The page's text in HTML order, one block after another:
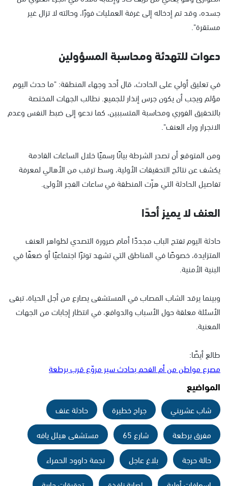
جسده، وقد تم إدخاله إلى غرفة العمليات فورًا، وحالته لا تزال غير
مستقرة".
دعوات للتهدئة ومحاسبة المسؤولين
في تعليق أولي على الحادث، قال أحد وجهاء المنطقة: "ما حدث اليوم
مؤلم ويجب أن يكون جرس إنذار للجميع. نطالب الجهات المختصة
بالتحقيق الفوري ومحاسبة المتسببين، كما ندعو إلى ضبط النفس وعدم
الانجرار وراء العنف".
ومن المتوقع أن تصدر الشرطة بيانًا رسميًا خلال الساعات القادمة
يكشف عن نتائج التحقيقات الأولية، وسط ترقب من الأهالي لمعرفة
تفاصيل الحادثة التي هزّت المنطقة في ساعات الفجر الأولى.
العنف لا يميز أحدًا
حادثة اليوم تفتح الباب مجددًا أمام ضرورة التصدي لظواهر العنف
المتزايدة، خصوصًا في المناطق التي تشهد توترًا اجتماعيًا أو ضعفًا في
البنية الأمنية.
وبينما يرقد الشاب المصاب في المستشفى يصارع من أجل الحياة، تبقى
الأسئلة معلقة حول الأسباب والدوافع، في انتظار إجابات من الجهات
المعنية.
طالع أيضًا:
مصرع مواطن من أم الفحم بحادث سير مروّع قرب برطعة
المواضيع
شاب عشريني جراح خطيرة
حادثة عنف
مفرق برطعة
شارع 65
مستشفى هيلل يافه
حالة حرجة
بلاغ عاجل
نجمة داوود الحمراء